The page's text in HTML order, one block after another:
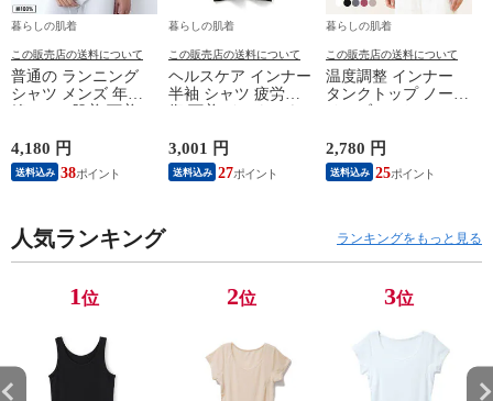
暮らしの肌着
この販売店の送料について
普通の ランニング
シャツ メンズ 年間
ンクトップ ノースリ
ーブ インナー 紳士
男性 シニア 抗菌 防
4,180 円
送料込み 38
暮らしの肌着
この販売店の送料について
ヘルスケア インナー
半袖 シャツ 疲労回
外線 疲労軽減 ボデ
ィケア 健康 プレゼ
ント ギフト ヘルス
3,001 円
送料込み 27
暮らしの肌着
この販売店の送料について
温度調整 インナー
タンクトップ ノース
オフホワイト/ブラウ
ン/ブラック/チャコ
ールグレー/ピンク
2,780 円
送料込み 25
人気ランキング ランキングをもっと見る
1位 2位 3位